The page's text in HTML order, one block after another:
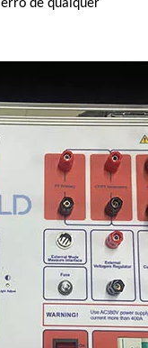
de qualquer